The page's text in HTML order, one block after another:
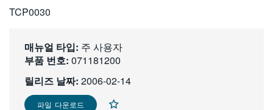
한국어
繁體中文
TCP0030
매뉴얼 타입: 주 사용자
부품 번호: 071181200
릴리즈 날짜: 2006-02-14
파일 다운로드